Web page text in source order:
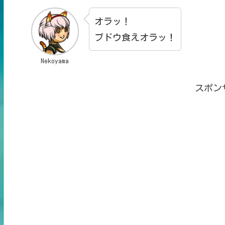
Nekoyama
オラッ！
ブドウ食えオラッ！
スポン